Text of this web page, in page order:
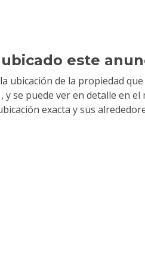
este
ubicación de la propiedad
, y se puede ver en detalle en
exacta y sus